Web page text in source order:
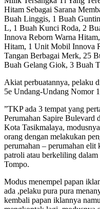
Hitam Sebagai Sarana
Buah Linggis, 1 Buah
L, 1 Buah Kunci Roda, 2
Innova Reborn Warna
Hitam, 1 Unit Mobil Innova
Tangan Berbagai Merk, 25
Buah Gelang Giok, 3 Buah
Akiat perbuatannya, pelaku
5e Undang-Undang Nomor
”TKP ada 3 tempat yang
Perumahan Sapire Bulevard
Kota Tasikmalaya,
orang dengan melakukan
perumahan – perumahan elit
patroli atau berkeliling
Tompo.
Modus menempel papan
ada ,pelaku pura pura
kembali papan iklannya